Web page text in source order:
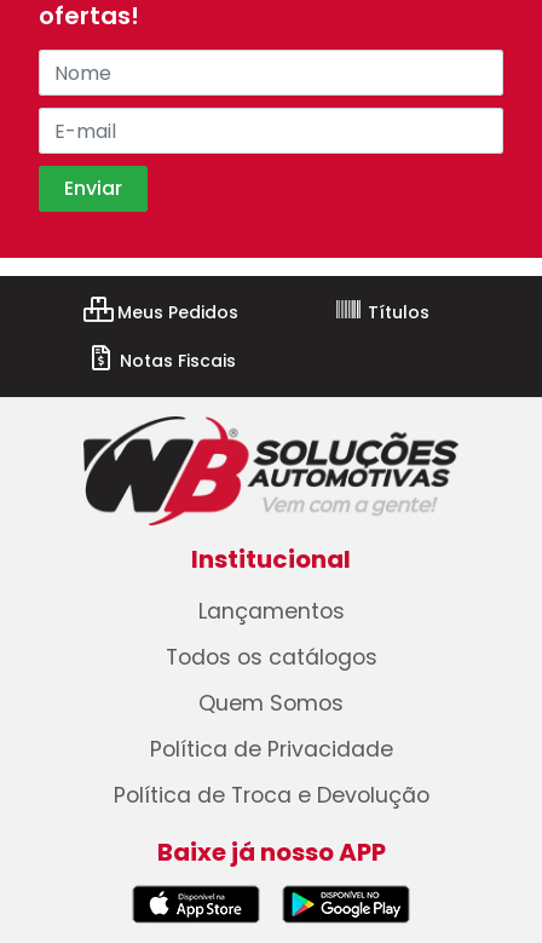
ofertas!
Meus Pedidos
Títulos
Notas Fiscais
Institucional
Lançamentos
Todos os catálogos
Quem Somos
Política de Privacidade
Política de Troca e Devolução
Baixe já nosso APP